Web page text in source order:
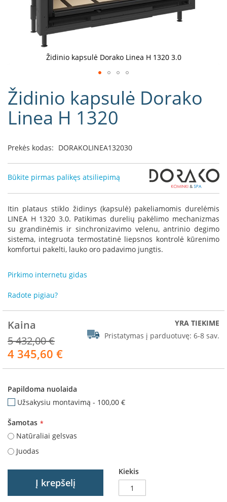
i
n
e
f
r
o
H
o
e
R
o
m
o
S
a
r
h
e
m
I
v
t
Židinio kapsulė Dorako
Linea H 1320
Prekės kodas: DORAKOLINEA132030
Būkite pirmas palikęs atsiliepimą
Itin plataus stiklo židinys (kapsulė) pakeliamomis durelėmis
LINEA H 1320 3.0. Patikimas durelių pakėlimo mechanizmas
su grandinėmis ir sinchronizavimo velenu, antrinio degimo
sistema, integruota termostatinė liepsnos kontrolė kūrenimo
komfortui pakelti, lauko oro padavimo jungtis.
Pirkimo internetu gidas
Radote pigiau?
Kaina
5 432,00 €
Akcija
4 345,60 €
YRA TIEKIME
Pristatymas į parduotuvę: 6-8 sav.
Papildoma nuolaida
Užsakysiu montavimą - 100,00 €
Šamotas
Natūraliai gelsvas
Juodas
Kiekis
Į krepšelį
Židinio kapsulė Dorako Linea H 1320 3.0
į
galerijos
paradžią